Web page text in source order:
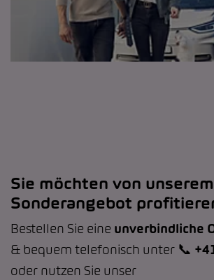
Sie möchten von unserem
Sonderangebot
Bestellen Sie eine unverbindliche
& bequem telefonisch unter 📞
oder nutzen Sie unser